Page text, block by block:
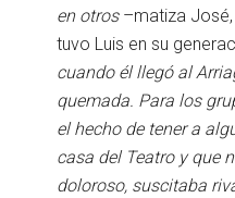
en otros–matiza José,
tuvo Luis en su
cuando él llegó al
quemada. Para los
el hecho de tener a
casa del Teatro y que
doloroso, suscitaba